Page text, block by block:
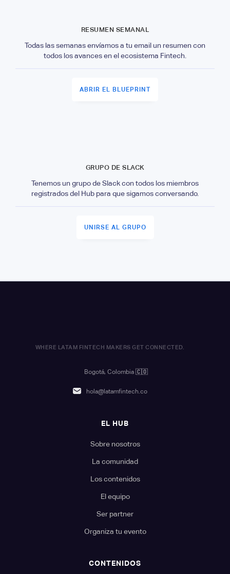
RESUMEN SEMANAL
Todas las semanas envíamos a tu email un resumen con
todos los avances en el ecosistema Fintech.
ABRIR EL BLUEPRINT
GRUPO DE SLACK
Tenemos un grupo de Slack con todos los miembros
registrados del Hub para que sigamos conversando.
UNIRSE AL GRUPO
WHERE LATAM FINTECH MAKERS GET CONNECTED.
Bogotá, Colombia 🇨🇴
hola@latamfintech.co
EL HUB
Sobre nosotros
La comunidad
Los contenidos
El equipo
Ser partner
Organiza tu evento
CONTENIDOS